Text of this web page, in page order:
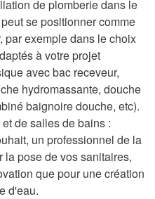
de plomberie dans le
se positionner comme
par exemple dans le choix
à votre projet
avec bac receveur,
hydromassante, douche
baignoire douche, etc).
de salles de bains :
un professionnel de la
pose de vos sanitaires,
que pour une création
d'eau.